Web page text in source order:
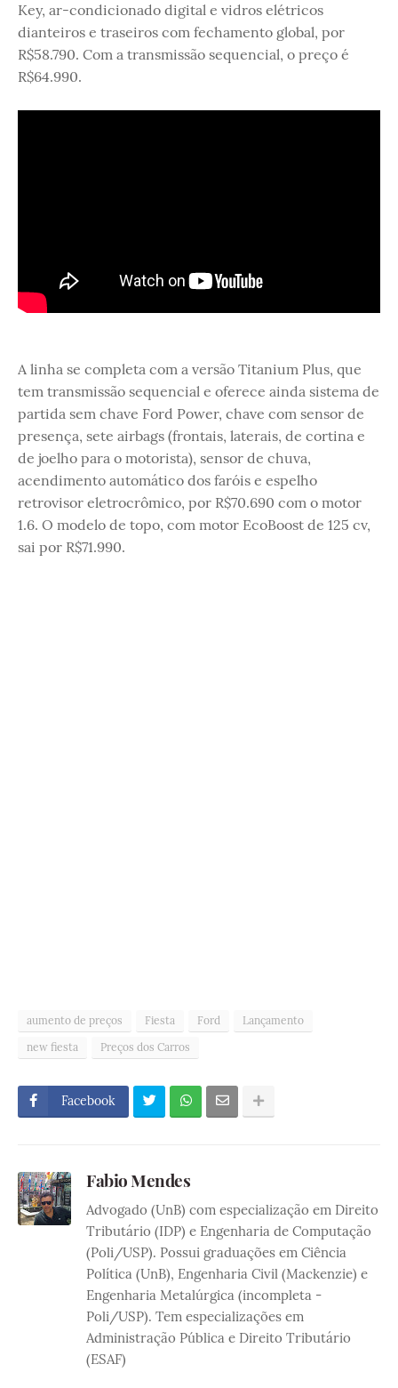
Key, ar-condicionado digital e vidros elétricos
dianteiros e traseiros com fechamento global, por
R$58.790. Com a transmissão sequencial, o preço é
R$64.990.
A linha se completa com a versão Titanium Plus, que
tem transmissão sequencial e oferece ainda sistema de
partida sem chave Ford Power, chave com sensor de
presença, sete airbags (frontais, laterais, de cortina e
de joelho para o motorista), sensor de chuva,
acendimento automático dos faróis e espelho
retrovisor eletrocrômico, por R$70.690 com o motor
1.6. O modelo de topo, com motor EcoBoost de 125 cv,
sai por R$71.990.
aumento de preços Fiesta Ford
Lançamento
new fiesta
Preços dos Carros
Facebook
Fabio Mendes
Advogado (UnB) com especialização em Direito
Tributário (IDP) e Engenharia de Computação
(Poli/USP). Possui graduações em Ciência
Política (UnB), Engenharia Civil (Mackenzie) e
Engenharia Metalúrgica (incompleta -
Poli/USP). Tem especializações em
Administração Pública e Direito Tributário
(ESAF)